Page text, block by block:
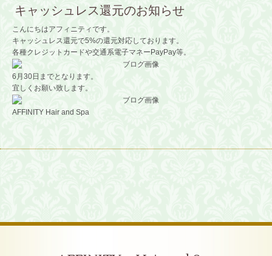
キャッシュレス還元のお知らせ
こんにちはアフィニティです。
キャッシュレス還元で5%の還元対応しております。
各種クレジットカードや交通系電子マネーPayPay等。
6月30日までとなります。
宜しくお願い致します。
AFFINITY Hair and Spa